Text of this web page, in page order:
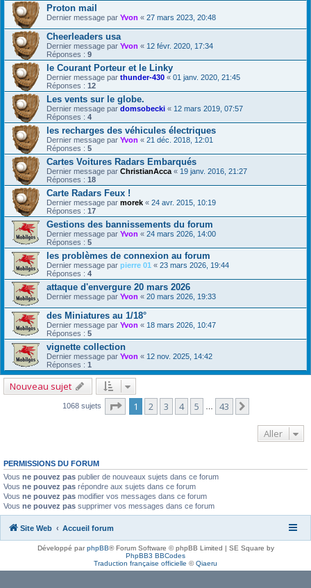
Proton mail
Dernier message par Yvon « 27 mars 2023, 20:48
Cheerleaders usa
Dernier message par Yvon « 12 févr. 2020, 17:34
Réponses : 9
le Courant Porteur et le Linky
Dernier message par thunder-430 « 01 janv. 2020, 21:45
Réponses : 12
Les vents sur le globe.
Dernier message par domsobecki « 12 mars 2019, 07:57
Réponses : 4
les recharges des véhicules électriques
Dernier message par Yvon « 21 déc. 2018, 12:01
Réponses : 5
Cartes Voitures Radars Embarqués
Dernier message par ChristianAcca « 19 janv. 2016, 21:27
Réponses : 18
Carte Radars Feux !
Dernier message par morek « 24 avr. 2015, 10:19
Réponses : 17
Gestions des bannissements du forum
Dernier message par Yvon « 24 mars 2026, 14:00
Réponses : 5
les problèmes de connexion au forum
Dernier message par pierre 01 « 23 mars 2026, 19:44
Réponses : 4
attaque d'envergure 20 mars 2026
Dernier message par Yvon « 20 mars 2026, 19:33
des Miniatures au 1/18°
Dernier message par Yvon « 18 mars 2026, 10:47
Réponses : 5
vignette collection
Dernier message par Yvon « 12 nov. 2025, 14:42
Réponses : 1
Nouveau sujet
1068 sujets Page 1sur
1 2 3 4 5 43
Aller
PERMISSIONS DU FORUM
Vous ne pouvez pas publier de nouveaux sujets dans ce forum
Vous ne pouvez pas répondre aux sujets dans ce forum
Vous ne pouvez pas modifier vos messages dans ce forum
Vous ne pouvez pas supprimer vos messages dans ce forum
Site Web Accueil forum
Développé parphpBB® Forum Software © phpBB Limited | SE Square by
PhpBB3 BBCodes
Traduction française officielle ©Qiaeru